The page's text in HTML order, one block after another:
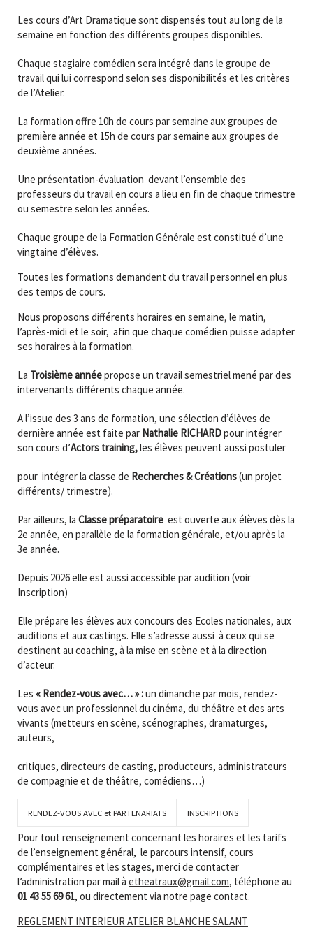
Les cours d’Art Dramatique sont dispensés tout au long de la
semaine en fonction des différents groupes disponibles.
Chaque stagiaire comédien sera intégré dans le groupe de
travail qui lui correspond selon ses disponibilités et les critères
de l’Atelier.
La formation offre 10h de cours par semaine aux groupes de
première année et 15h de cours par semaine aux groupes de
deuxième années.
Une présentation-évaluation devant l’ensemble des
professeurs du travail en cours a lieu en fin de chaque trimestre
ou semestre selon les années.
Chaque groupe de la Formation Générale est constitué d’une
vingtaine d’élèves.
Toutes les formations demandent du travail personnel en plus
des temps de cours.
Nous proposons différents horaires en semaine, le matin,
l’après-midi et le soir, afin que chaque comédien puisse adapter
ses horaires à la formation.
La Troisième annéepropose un travail semestriel mené par des
intervenants différents chaque année.
A l’issue des 3 ans de formation, une sélection d’élèves de
dernière année est faite par Nathalie RICHARDpour intégrer
son cours d’Actors training,les élèves peuvent aussi postuler
pour intégrer la classe de Recherches & Créations(un projet
différents/ trimestre).
Par ailleurs, la Classe préparatoire est ouverte aux élèves dès la
2e année, en parallèle de la formation générale, et/ou après la
3e année.
Depuis 2026 elle est aussi accessible par audition (voir
Inscription)
Elle prépare les élèves aux concours des Ecoles nationales, aux
auditions et aux castings. Elle s’adresse aussi à ceux qui se
destinent au coaching, à la mise en scène et à la direction
d’acteur.
Les « Rendez-vous avec… » :un dimanche par mois, rendez-
vous avec un professionnel du cinéma, du théâtre et des arts
vivants (metteurs en scène, scénographes, dramaturges,
auteurs,
critiques, directeurs de casting, producteurs, administrateurs
de compagnie et de théâtre, comédiens…)
RENDEZ-VOUS AVEC et PARTENARIATS INSCRIPTIONS
Pour tout renseignement concernant les horaires et les tarifs
de l’enseignement général, le parcours intensif, cours
complémentaires et les stages, merci de contacter
l’administration par mail à etheatraux@gmail.com, téléphone au
01 43 55 69 61, ou directement via notre page contact.
REGLEMENT INTERIEUR ATELIER BLANCHE SALANT